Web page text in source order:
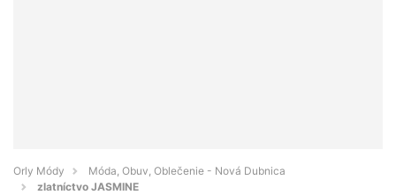
Orly Módy
Móda, Obuv, Oblečenie - Nová Dubnica
zlatníctvo JASMINE